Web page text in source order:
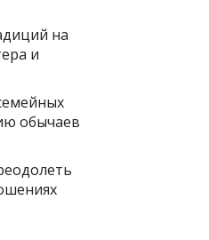
на
и
обычаев